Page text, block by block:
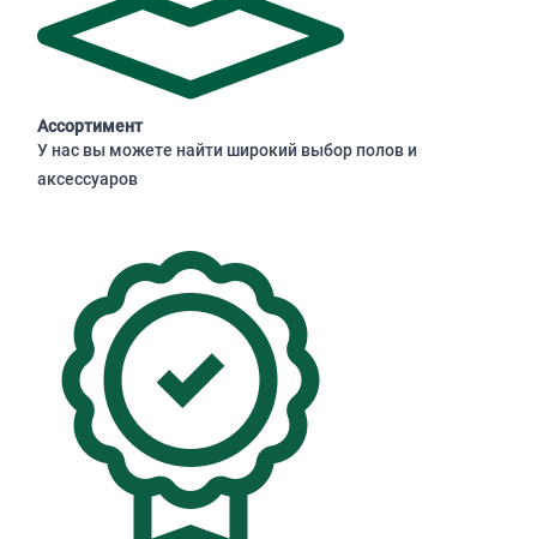
Ассортимент
У нас вы можете найти широкий выбор полов и
аксессуаров